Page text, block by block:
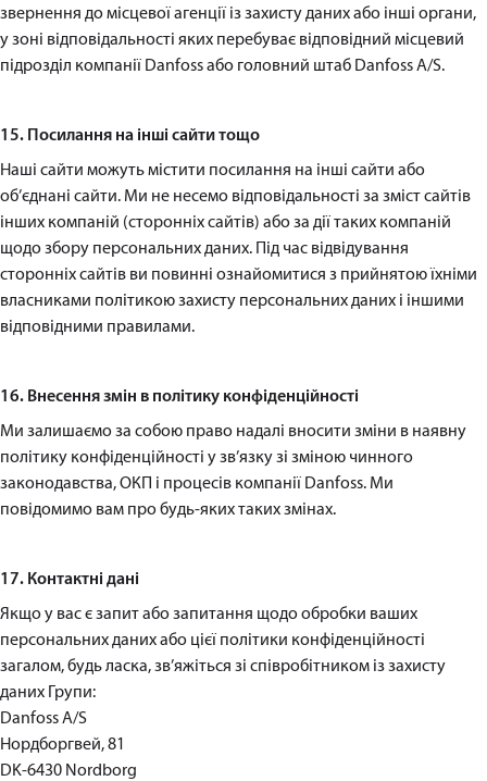
звернення до місцевої агенції із захисту даних або інші органи,
у зоні відповідальності яких перебуває відповідний місцевий
підрозділ компанії Danfoss або головний штаб Danfoss A/S.
15. Посилання на інші сайти тощо
Наші сайти можуть містити посилання на інші сайти або
об’єднані сайти. Ми не несемо відповідальності за зміст сайтів
інших компаній (сторонніх сайтів) або за дії таких компаній
щодо збору персональних даних. Під час відвідування
сторонніх сайтів ви повинні ознайомитися з прийнятою їхніми
власниками політикою захисту персональних даних і іншими
відповідними правилами.
16. Внесення змін в політику конфіденційності
Ми залишаємо за собою право надалі вносити зміни в наявну
політику конфіденційності у зв’язку зі зміною чинного
законодавства, ОКП і процесів компанії Danfoss. Ми
повідомимо вам про будь-яких таких змінах.
17. Контактні дані
Якщо у вас є запит або запитання щодо обробки ваших
персональних даних або цієї політики конфіденційності
загалом, будь ласка, зв’яжіться зі співробітником із захисту
даних Групи:
Danfoss A/S
Нордборгвей, 81
DK-6430 Nordborg